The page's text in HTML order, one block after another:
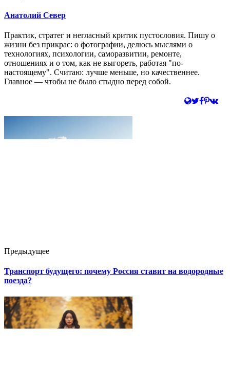
Анатолий Север
Практик, стратег и негласный критик пустословия. Пишу о
жизни без прикрас: о фотографии, делюсь мыслями о
технологиях, психологии, саморазвитии, ремонте,
отношениях и о том, как не выгореть, работая "по-
настоящему". Считаю: лучше меньше, но качественнее.
Главное — чтобы не было стыдно перед собой.
Предыдущее
Транспорт будущего: почему Россия ставит на водородные
поезда?